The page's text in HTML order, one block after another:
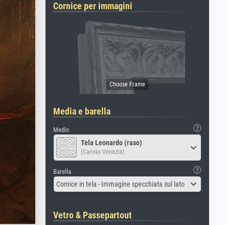
Cornice per immagini
Media e barella
Medio
Tela Leonardo (raso)
(Canvas Venezia)
Barella
Cornice in tela - Immagine specchiata sul lato
Vetro & Passepartout